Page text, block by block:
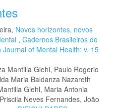
Novos horizontes, novos
, Cadernos Brasileiros de
of Mental Health: v. 15
Mantilla Giehl, Paulo Rogerio
Maria Baldanza Nazareth
Giehl, Maria Antonia
Neves Fernandes, João